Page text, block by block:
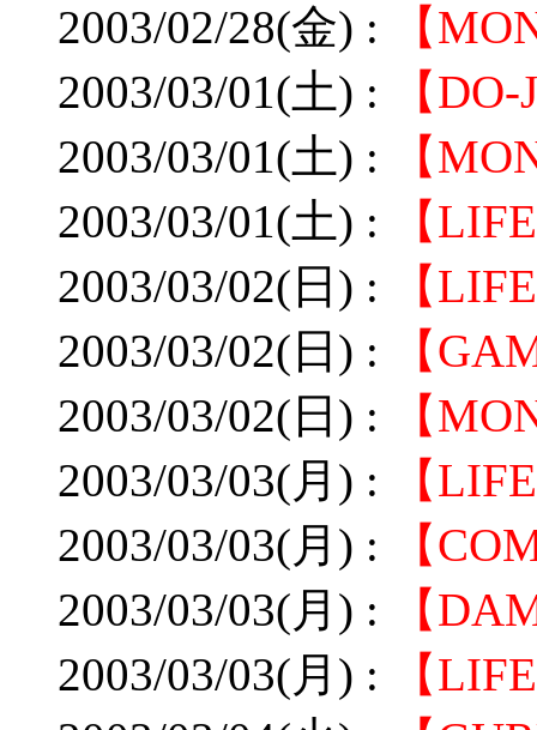
2003/02/28(金) :
【
2003/03/01(土) :
【
2003/03/01(土) :
【
2003/03/01(土) :
【
2003/03/02(日) :
【
2003/03/02(日) :
【
2003/03/02(日) :
【
2003/03/03(月) :
【
2003/03/03(月) :
【
2003/03/03(月) :
【
2003/03/03(月) :
【